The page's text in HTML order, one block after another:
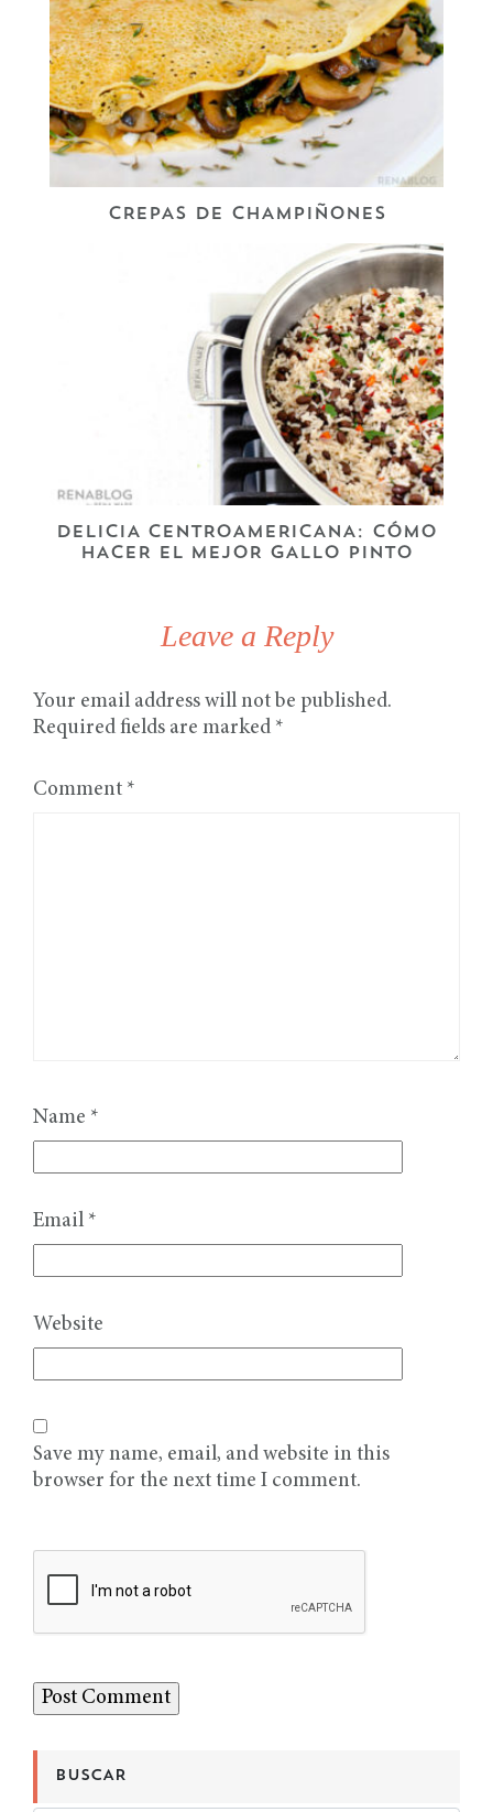
CREPAS DE CHAMPIÑONES
DELICIA CENTROAMERICANA: CÓMO
HACER EL MEJOR GALLO PINTO
Leave a Reply
Your email address will not be published.
Required fields are marked *
Comment *
Name *
Email *
Website
Save my name, email, and website in this
browser for the next time I comment.
BUSCAR